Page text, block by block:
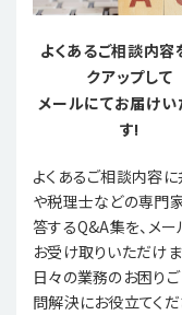
よくあるご相談内容
クアップして
メールにてお届けい
す!
よくあるご相談内容
や税理士などの専門
答するQ&A集を、メー
お受け取りいただけま
日々の業務のお困り
問解決にお役立てくだ